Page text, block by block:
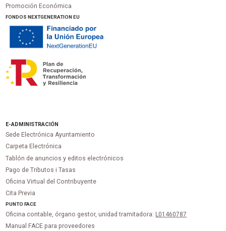
Promoción Económica
FONDOS NEXTGENERATION EU
E-ADMINISTRACIÓN
Sede Electrónica Ayuntamiento
Carpeta Electrónica
Tablón de anuncios y editos electrónicos
Pago de Tributos i Tasas
Oficina Virtual del Contribuyente
Cita Previa
PUNTOFACE
Oficina contable, órgano gestor, unidad tramitadora: L01460787
Manual FACE para proveedores